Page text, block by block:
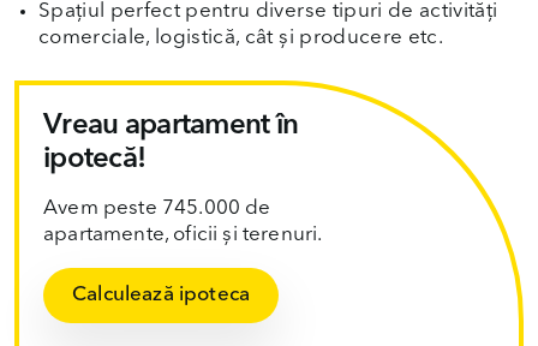
Spațiul perfect pentru diverse tipuri de activități
comerciale, logistică, cât și producere etc.
Vreau apartament în
ipotecă!
Avem peste 745.000 de
apartamente, oficii și terenuri.
Calculează ipoteca